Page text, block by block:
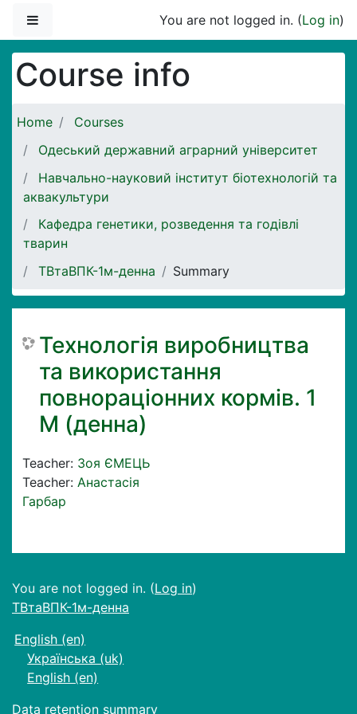
You are not logged in. (Log in)
Course info
Home
Courses
Одеський державний аграрний університет
Навчально-науковий інститут біотехнологій та
аквакультури
Кафедра генетики, розведення та годівлі
тварин
ТВтаВПК-1м-денна
Summary
Технологія виробництва
та використання
повнораціонних кормів. 1
М (денна)
Teacher: Зоя ЄМЕЦЬ
Teacher: Анастасія
Гарбар
You are not logged in. (Log in)
ТВтаВПК-1м-денна
English ‎(en)‎
Українська ‎(uk)‎
English ‎(en)‎
Data retention summary